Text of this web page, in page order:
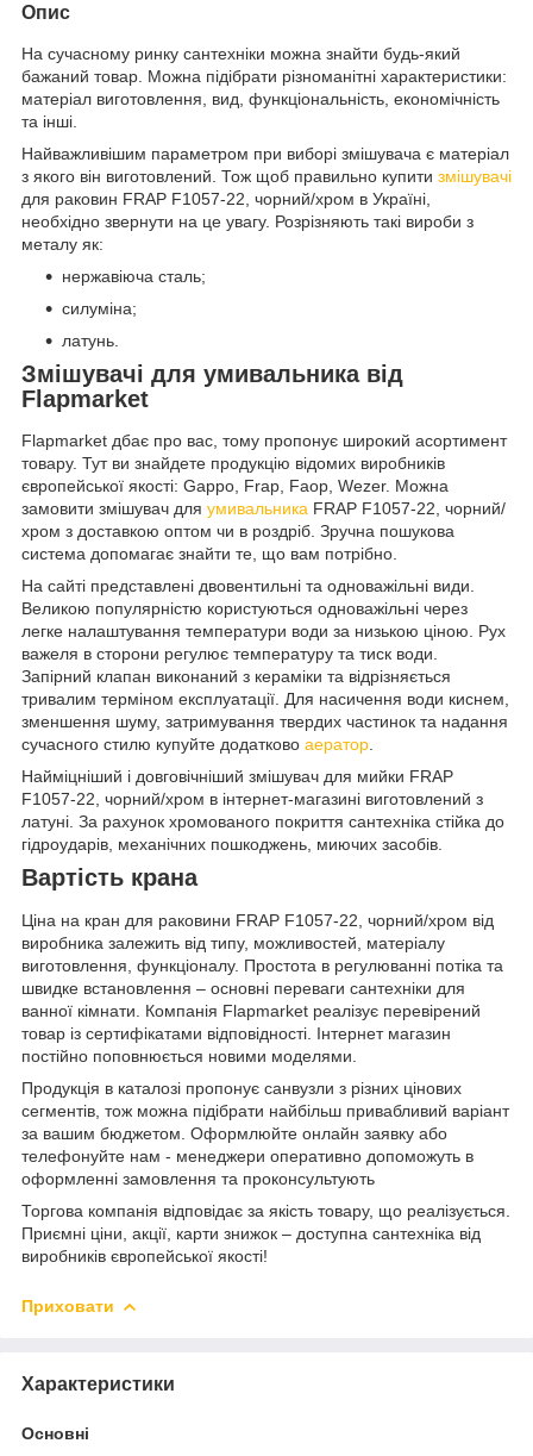
Опис
На сучасному ринку сантехніки можна знайти будь-який
бажаний товар. Можна підібрати різноманітні характеристики:
матеріал виготовлення, вид, функціональність, економічність
та інші.
Найважливішим параметром при виборі змішувача є матеріал
з якого він виготовлений. Тож щоб правильно купити змішувачі
для раковин FRAP F1057-22, чорний/хром в Україні,
необхідно звернути на це увагу. Розрізняють такі вироби з
металу як:
нержавіюча сталь;
силуміна;
латунь.
Змішувачі для умивальника від
Flapmarket
Flapmarket дбає про вас, тому пропонує широкий асортимент
товару. Тут ви знайдете продукцію відомих виробників
європейської якості: Gappo, Frap, Faop, Wezer. Можна
замовити змішувач для умивальника FRAP F1057-22, чорний/
хром з доставкою оптом чи в роздріб. Зручна пошукова
система допомагає знайти те, що вам потрібно.
На сайті представлені двовентильні та одноважільні види.
Великою популярністю користуються одноважільні через
легке налаштування температури води за низькою ціною. Рух
важеля в сторони регулює температуру та тиск води.
Запірний клапан виконаний з кераміки та відрізняється
тривалим терміном експлуатації. Для насичення води киснем,
зменшення шуму, затримування твердих частинок та надання
сучасного стилю купуйте додатково аератор.
Найміцніший і довговічніший змішувач для мийки FRAP
F1057-22, чорний/хром в інтернет-магазині виготовлений з
латуні. За рахунок хромованого покриття сантехніка стійка до
гідроударів, механічних пошкоджень, миючих засобів.
Вартість крана
Ціна на кран для раковини FRAP F1057-22, чорний/хром від
виробника залежить від типу, можливостей, матеріалу
виготовлення, функціоналу. Простота в регулюванні потіка та
швидке встановлення – основні переваги сантехніки для
ванної кімнати. Компанія Flapmarket реалізує перевірений
товар із сертифікатами відповідності. Інтернет магазин
постійно поповнюється новими моделями.
Продукція в каталозі пропонує санвузли з різних цінових
сегментів, тож можна підібрати найбільш привабливий варіант
за вашим бюджетом. Оформлюйте онлайн заявку або
телефонуйте нам - менеджери оперативно допоможуть в
оформленні замовлення та проконсультують
Торгова компанія відповідає за якість товару, що реалізується.
Приємні ціни, акції, карти знижок – доступна сантехніка від
виробників європейської якості!
Приховати
Характеристики
Основні